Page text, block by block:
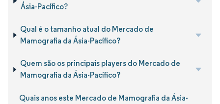
Ásia-Pacífico?
Qual é o tamanho atual do Mercado de
Mamografia da Ásia-Pacífico?
Quem são os principais players do Mercado de
Mamografia da Ásia-Pacífico?
Quais anos este Mercado de Mamografia da Ásia-